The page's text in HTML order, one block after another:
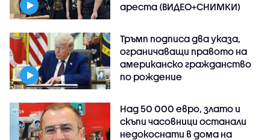
ареста (ВИДЕО+СНИМКИ)
Тръмп подписа два указа,
ограничаващи правото на
американско гражданство
по рождение
Над 50 000 евро, злато и
скъпи часовници останали
недокоснати в дома на